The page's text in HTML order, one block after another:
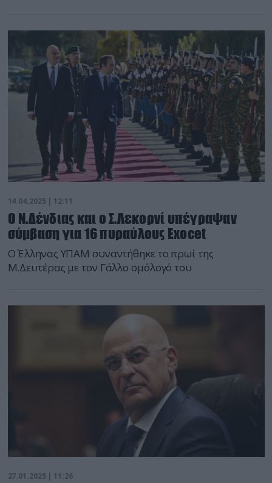
14.04.2025 | 12:11
Ο Ν.Δένδιας και ο Σ.Λεκορνί υπέγραψαν
σύμβαση για 16 πυραύλους Exocet
Ο Έλληνας ΥΠΑΜ συναντήθηκε το πρωί της
Μ.Δευτέρας με τον Γάλλο ομόλογό του
27.01.2025 | 11:26